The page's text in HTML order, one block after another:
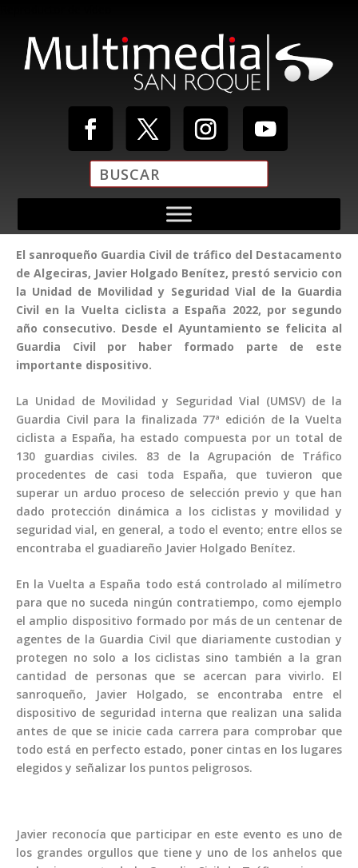
Media error: Format(s) not supported or source(s) not found
Descargar archivo: https://multimediasanroque.com/wp-
content/uploads/2019/11/Video-Cabecera.mp4
El sanroqueño Guardia Civil de tráfico del Destacamento
de Algeciras, Javier Holgado Benítez, prestó servicio con
la Unidad de Movilidad y Seguridad Vial de la Guardia
Civil en la Vuelta ciclista a España 2022, por segundo
año consecutivo. Desde el Ayuntamiento se felicita al
Guardia Civil por haber formado parte de este
importante dispositivo.
La Unidad de Movilidad y Seguridad Vial (UMSV) de la
Guardia Civil para la finalizada 77ª edición de la Vuelta
ciclista a España, ha estado compuesta por un total de
130 guardias civiles. 83 de la Agrupación de Tráfico
procedentes de casi toda España, que tuvieron que
superar un arduo proceso de selección previo y que han
dado protección dinámica a los ciclistas y movilidad y
seguridad vial, en general, a todo el evento; entre ellos se
encontraba el guadiareño Javier Holgado Benítez.
En la Vuelta a España todo está controlado al milímetro
para que no suceda ningún contratiempo, como ejemplo
el amplio dispositivo formado por más de un centenar de
agentes de la Guardia Civil que diariamente custodian y
protegen no solo a los ciclistas sino también a la gran
cantidad de personas que se acercan para vivirlo. El
sanroqueño, Javier Holgado, se encontraba entre el
dispositivo de seguridad interna que realizan una salida
antes de que se inicie cada carrera para comprobar que
todo está en perfecto estado, poner cintas en los lugares
elegidos y señalizar los puntos peligrosos.
Javier reconocía que participar en este evento es uno de
los grandes orgullos que tiene y uno de los anhelos que